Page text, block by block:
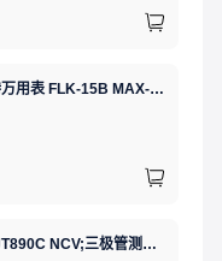
FLUKE(福禄克) 数字式手持万用表 FLK-15B MAX-01/CN 二极管测试;通断测试
优利德 数字式手持万用表 UT890C NCV;三极管测试;二极管测试;火线辨别;真有效值;通断测试